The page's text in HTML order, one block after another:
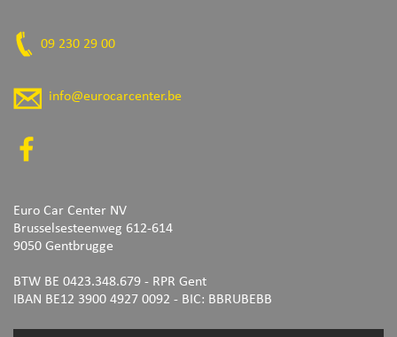
09 230 29 00
info@eurocarcenter.be
Euro Car Center NV
Brusselsesteenweg 612-614
9050 Gentbrugge
BTW BE 0423.348.679 - RPR Gent
IBAN BE12 3900 4927 0092 - BIC: BBRUBEBB